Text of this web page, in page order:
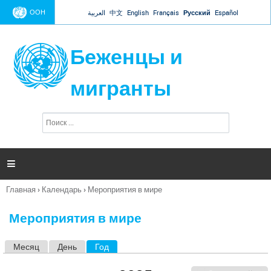
Jump to navigation
ООН العربية 中文 English Français Русский Español
Беженцы и
мигранты
п
и

Вы
Главная › Календарь › Мероприятия в мире
Мероприятия в мире
Месяц День Год